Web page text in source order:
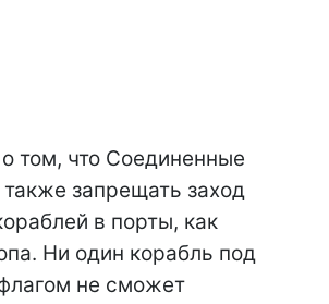
том, что Соединенные
запрещать заход
в порты, как
Ни один корабль под
не сможет